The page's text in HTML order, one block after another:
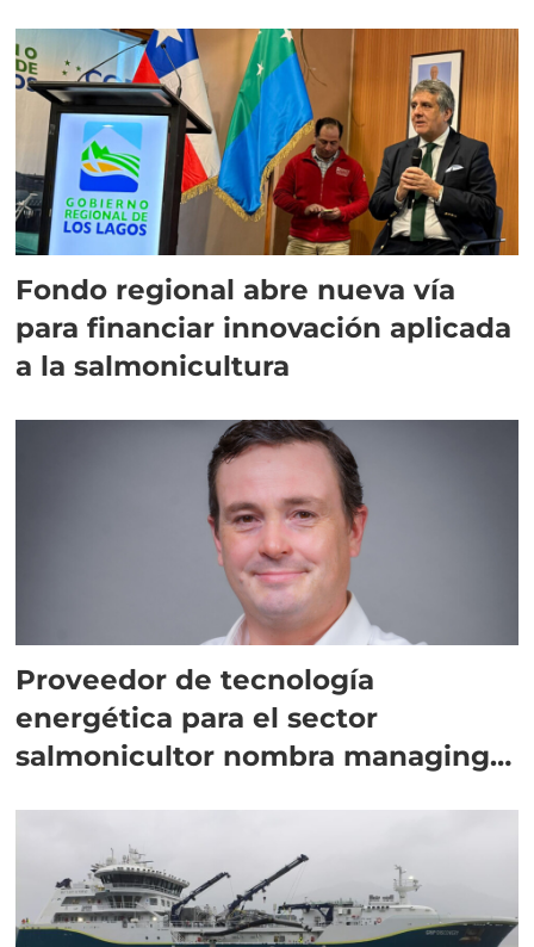
Fondo regional abre nueva vía
para financiar innovación aplicada
a la salmonicultura
Proveedor de tecnología
energética para el sector
salmonicultor nombra managing